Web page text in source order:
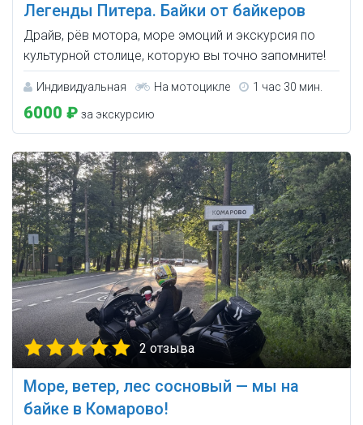
Легенды Питера. Байки от байкеров
Драйв, рёв мотора, море эмоций и экскурсия по
культурной столице, которую вы точно запомните!
Индивидуальная На мотоцикле 1 час 30 мин.
6000 ₽ за экскурсию
2 отзыва
Море, ветер, лес сосновый — мы на
байке в Комарово!